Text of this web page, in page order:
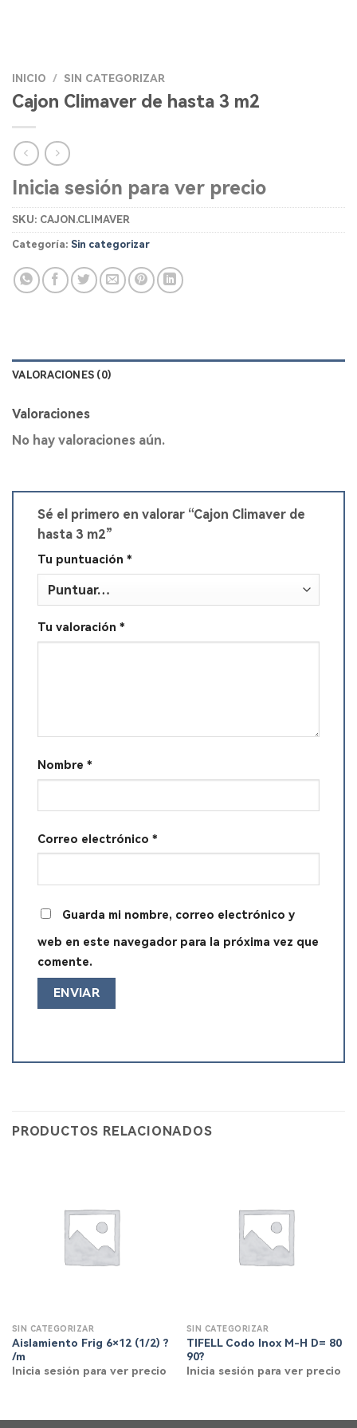
INICIO / SIN CATEGORIZAR
Cajon Climaver de hasta 3 m2
Inicia sesión para ver precio
SKU: CAJON.CLIMAVER
Categoría: Sin categorizar
VALORACIONES (0)
Valoraciones
No hay valoraciones aún.
Sé el primero en valorar “Cajon Climaver de
hasta 3 m2”
Tu puntuación *
Tu valoración *
Nombre *
Correo electrónico *
Guarda mi nombre, correo electrónico y
web en este navegador para la próxima vez que
comente.
PRODUCTOS RELACIONADOS
SIN CATEGORIZAR
Aislamiento Frig 6×12 (1/2) ?
/m
Inicia sesión para ver precio
SIN CATEGORIZAR
TIFELL Codo Inox M-H D= 80
90?
Inicia sesión para ver precio